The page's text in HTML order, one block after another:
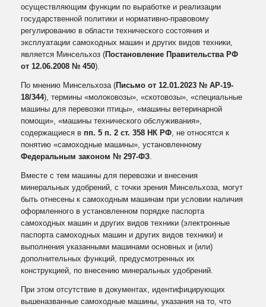
осуществляющим функции по выработке и реализации
государственной политики и нормативно-правовому
регулированию в области технического состояния и
эксплуатации самоходных машин и других видов техники,
является Минсельхоз (Постановление Правительства РФ
от 12.06.2008 № 450).
По мнению Минсельхоза (Письмо от 12.01.2023 № АР-19-
18/344), термины «молоковозы», «скотовозы», «специальные
машины для перевозки птицы», «машины ветеринарной
помощи», «машины технического обслуживания»,
содержащиеся в пп. 5 п. 2 ст. 358 НК РФ, не относятся к
понятию «самоходные машины», установленному
Федеральным законом № 297‑ФЗ.
Вместе с тем машины для перевозки и внесения
минеральных удобрений, с точки зрения Минсельхоза, могут
быть отнесены к самоходным машинам при условии наличия
оформленного в установленном порядке паспорта
самоходных машин и других видов техники (электронные
паспорта самоходных машин и других видов техники) и
выполнения указанными машинами основных и (или)
дополнительных функций, предусмотренных их
конструкцией, по внесению минеральных удобрений.
При этом отсутствие в документах, идентифицирующих
вышеназванные самоходные машины, указания на то, что